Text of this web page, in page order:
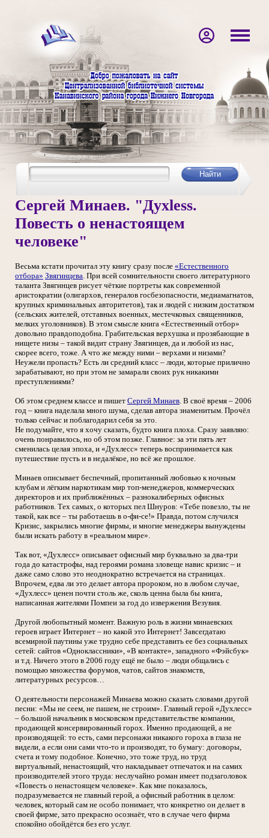
Сергей Минаев. "Дyxless.
Повесть о ненастоящем
человеке"
Весьма кстати прочитал эту книгу сразу после «Естественного
отбора» Звягинцева. При всей сомнительности своего литературного
таланта Звягинцев рисует чёткие портреты как современной
аристократии (олигархов, генералов госбезопасности, медиамагнатов,
крупных криминальных авторитетов), так и людей с низким достатком
(сельских жителей, отставных военных, местечковых священников,
мелких уголовников). В этом смысле книга «Естественный отбор»
довольно правдоподобна. Грабительская верхушка и прозябающие в
нищете низы – такой видит страну Звягинцев, да и любой из нас,
скорее всего, тоже. А что же между ними – верхами и низами?
Неужели пропасть? Есть ли средний класс – люди, которые прилично
зарабатывают, но при этом не замарали своих рук никакими
преступлениями?
Об этом среднем классе и пишет Сергей Минаев. В своё время – 2006
год – книга наделала много шума, сделав автора знаменитым. Прочёл
только сейчас и поблагодарил себя за это.
Не подумайте, что я хочу сказать, будто книга плоха. Сразу заявляю:
очень понравилось, но об этом позже. Главное: за эти пять лет
сменилась целая эпоха, и «Духлесс» теперь воспринимается как
путешествие пусть и в недалёкое, но всё же прошлое.
Минаев описывает беспечный, пропитанный любовью к ночным
клубам и лёгким наркотикам мир топ-менеджеров, коммерческих
директоров и их приближённых – разнокалиберных офисных
работников. Тех самых, о которых пел Шнуров: «Тебе повезло, ты не
такой, как все – ты работаешь в о-фи-се!» Правда, потом случился
Кризис, закрылись многие фирмы, и многие менеджеры вынуждены
были искать работу в «реальном мире».
Так вот, «Духлесс» описывает офисный мир буквально за два-три
года до катастрофы, над героями романа зловеще навис кризис – и
даже само слово это неоднократно встречается на страницах.
Впрочем, едва ли это делает автора пророком, но в любом случае,
«Духлесс» ценен почти столь же, сколь ценна была бы книга,
написанная жителями Помпеи за год до извержения Везувия.
Другой любопытный момент. Важную роль в жизни минаевских
героев играет Интернет – но какой это Интернет! Завсегдатаю
всемирной паутины уже трудно себе представить ее без социальных
сетей: сайтов «Одноклассники», «В контакте», западного «Фэйсбук»
и т.д. Ничего этого в 2006 году ещё не было – люди общались с
помощью множества форумов, чатов, сайтов знакомств,
литературных ресурсов…
О деятельности персонажей Минаева можно сказать словами другой
песни: «Мы не сеем, не пашем, не строим». Главный герой «Духлесс»
– большой начальник в московском представительстве компании,
продающей консервированный горох. Именно продающей, а не
производящей: то есть, сами персонажи никакого гороха в глаза не
видели, а если они сами что-то и производят, то бумагу: договоры,
счета и тому подобное. Конечно, это тоже труд, но труд
виртуальный, ненастоящий, что накладывает отпечаток и на самих
производителей этого труда: неслучайно роман имеет подзаголовок
«Повесть о ненастоящем человеке». Как мне показалось,
подразумевается не главный герой, а офисный работник в целом:
человек, который сам не особо понимает, что конкретно он делает в
своей фирме, зато прекрасно осознаёт, что в случае чего фирма
спокойно обойдётся без его услуг.